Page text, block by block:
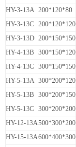
HY-3-13A 200*120*80
HY-3-13C 200*120*120
HY-3-13D 200*150*150
HY-4-13B 300*150*120
HY-4-13C 300*150*150
HY-5-13A 300*200*120
HY-5-13B 300*200*150
HY-5-13C 300*200*200
HY-12-13A500*300*200
HY-15-13A600*400*300